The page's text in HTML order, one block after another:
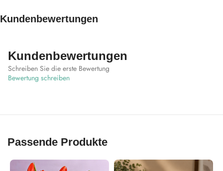
Kundenbewertungen
Kundenbewertungen
Schreiben Sie die erste Bewertung
Bewertung schreiben
Passende Produkte